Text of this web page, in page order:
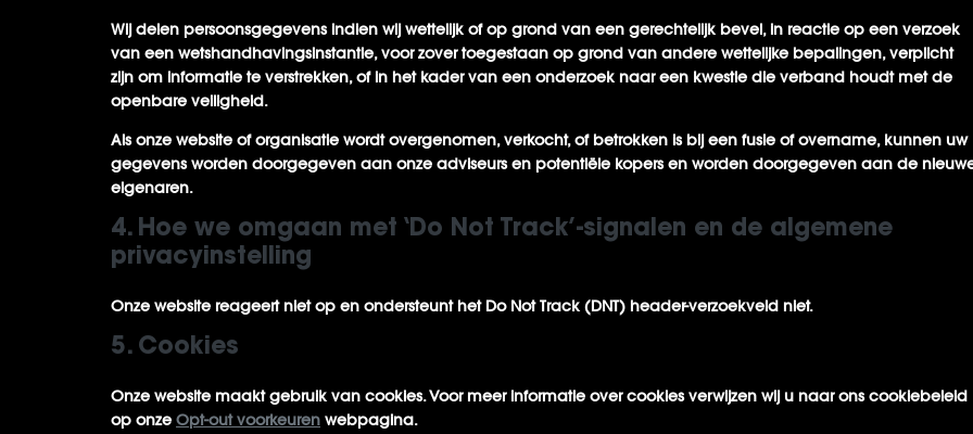
Wij delen persoonsgegevens indien wij wettelijk of op grond van een gerechtelijk bevel, in reactie op een verzoek
van een wetshandhavingsinstantie, voor zover toegestaan op grond van andere wettelijke bepalingen, verplicht
zijn om informatie te verstrekken, of in het kader van een onderzoek naar een kwestie die verband houdt met de
openbare veiligheid.
Als onze website of organisatie wordt overgenomen, verkocht, of betrokken is bij een fusie of overname, kunnen uw
gegevens worden doorgegeven aan onze adviseurs en potentiële kopers en worden doorgegeven aan de
eigenaren.
4. Hoe we omgaan met ‘Do Not Track’-signalen en de algemene
privacyinstelling
Onze website reageert niet op en ondersteunt het Do Not Track (DNT) header-verzoekveld niet.
5. Cookies
Onze website maakt gebruik van cookies. Voor meer informatie over cookies verwijzen wij u naar ons cookiebeleid
op onze Opt-out voorkeuren webpagina.